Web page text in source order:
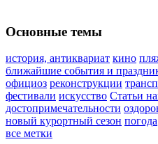
Основные темы
история, антиквариат кино
ближайшие события и
официоз реконструкции
фестивали искусство Статьи
достопримечательности
новый курортный сезон погода
все метки